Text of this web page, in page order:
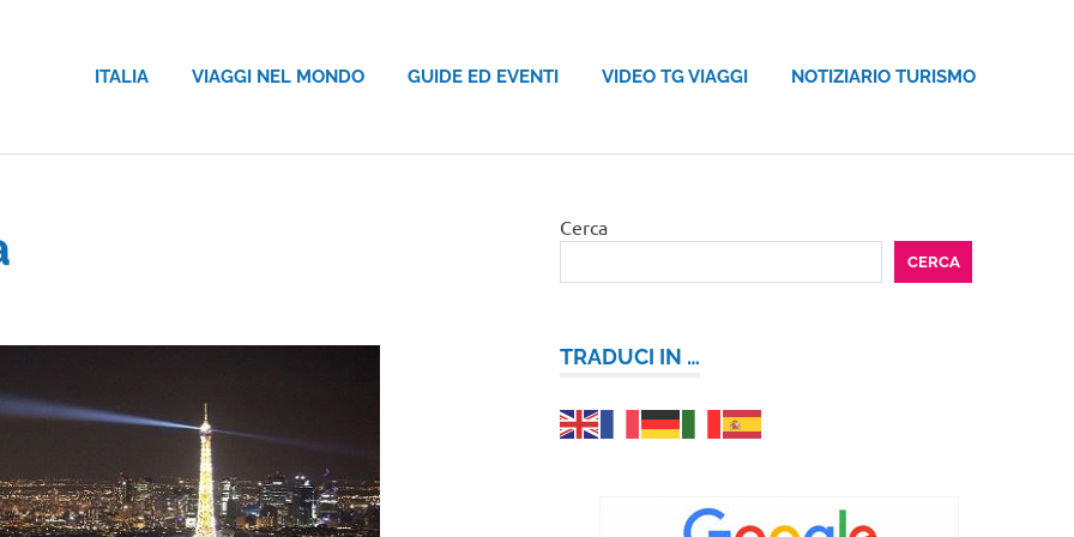
ITALIA VIAGGI NEL MONDO GUIDE ED EVENTI VIDEO TG VIAGGI NOTIZIARIO TURISMO
Cerca
CERCA
TRADUCI IN …